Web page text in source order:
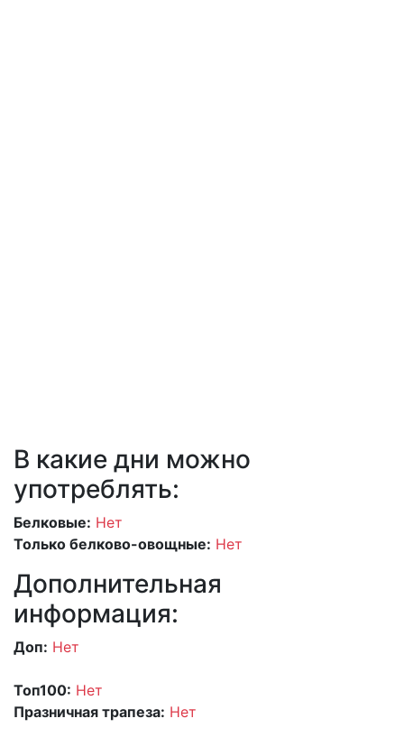
В какие дни можно
употреблять:
Белковые: Нет
Только белково-овощные: Нет
Дополнительная
информация:
Доп: Нет
Топ100: Нет
Празничная трапеза: Нет